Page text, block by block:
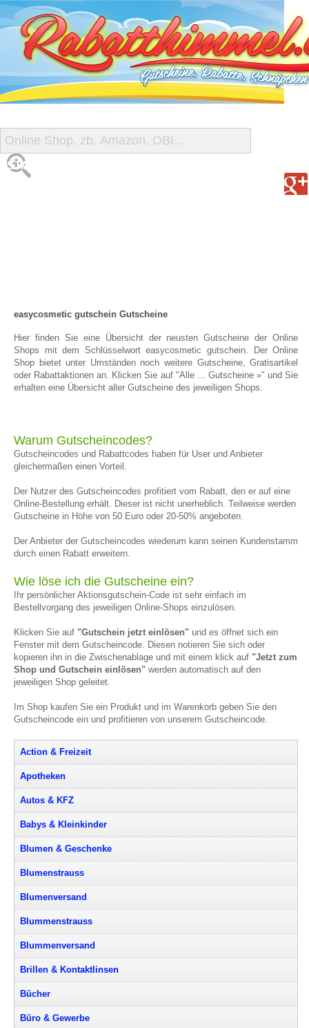
START
easycosmetic gutschein Gutscheine
Hier finden Sie eine Übersicht der neusten Gutscheine der Online
Shops mit dem Schlüsselwort easycosmetic gutschein. Der Online
Shop bietet unter Umständen noch weitere Gutscheine, Gratisartikel
oder Rabattaktionen an. Klicken Sie auf "Alle ... Gutscheine »" und Sie
erhalten eine Übersicht aller Gutscheine des jeweiligen Shops.
Warum Gutscheincodes?
Gutscheincodes und Rabattcodes haben für User und Anbieter
gleichermaßen einen Vorteil.
Der Nutzer des Gutscheincodes profitiert vom Rabatt, den er auf eine
Online-Bestellung erhält. Dieser ist nicht unerheblich. Teilweise werden
Gutscheine in Höhe von 50 Euro oder 20-50% angeboten.
Der Anbieter der Gutscheincodes wiederum kann seinen Kundenstamm
durch einen Rabatt erweitern.
Wie löse ich die Gutscheine ein?
Ihr persönlicher Aktionsgutschein-Code ist sehr einfach im
Bestellvorgang des jeweiligen Online-Shops einzulösen.
Klicken Sie auf "Gutschein jetzt einlösen" und es öffnet sich ein
Fenster mit dem Gutscheincode. Diesen notieren Sie sich oder
kopieren ihn in die Zwischenablage und mit einem klick auf "Jetzt zum
Shop und Gutschein einlösen" werden automatisch auf den
jeweiligen Shop geleitet.
Im Shop kaufen Sie ein Produkt und im Warenkorb geben Sie den
Gutscheincode ein und profitieren von unserem Gutscheincode.
Action & Freizeit
Apotheken
Autos & KFZ
Babys & Kleinkinder
Blumen & Geschenke
Blumenstrauss
Blumenversand
Blummenstrauss
Blummenversand
Brillen & Kontaktlinsen
Bücher
Büro & Gewerbe